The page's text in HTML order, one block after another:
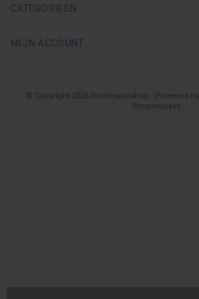
CATEGORIEËN
MIJN ACCOUNT
© Copyright 2026 Dutchvapeshop - Powered by
Shopmonkey